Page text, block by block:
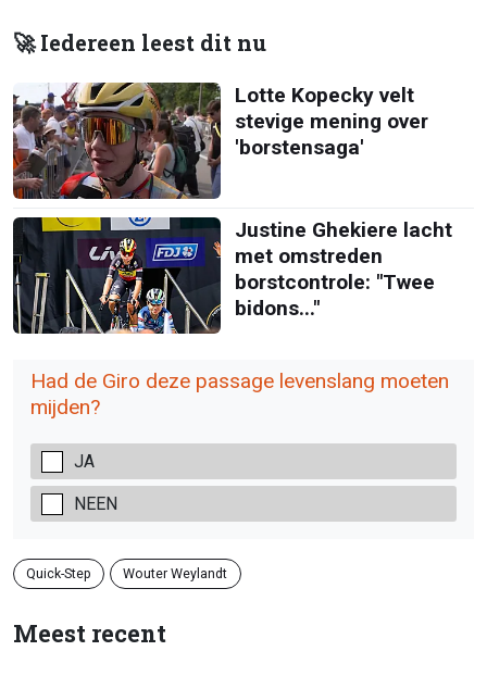
🚀 Iedereen leest dit nu
Lotte Kopecky velt
stevige mening over
'borstensaga'
Justine Ghekiere lacht
met omstreden
borstcontrole: "Twee
bidons..."
Had de Giro deze passage levenslang moeten
mijden?
JA
NEEN
Quick-Step Wouter Weylandt
Meest recent